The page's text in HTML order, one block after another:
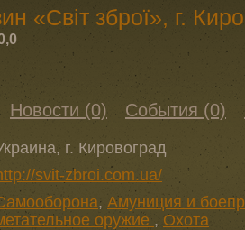
«Світ зброї», г.
Новости (0) События (0)
г. Кировоград
svit-zbroi.com.ua/
, Амуниция и
оружие , Охота